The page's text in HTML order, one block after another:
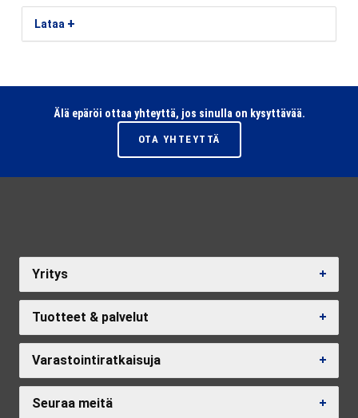
Lataa +
Älä epäröi ottaa yhteyttä, jos sinulla on kysyttävää.
OTA YHTEYTTÄ
Yritys
Tuotteet & palvelut
Varastointiratkaisuja
Seuraa meitä